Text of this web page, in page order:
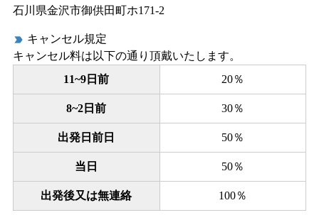
石川県金沢市御供田町ホ171-2
label_important キャンセル規定
キャンセル料は以下の通り頂戴いたします。
11~9日前
20％
8~2日前 30％
出発日前日 50％
当日 50％
出発後又は無連絡 100％